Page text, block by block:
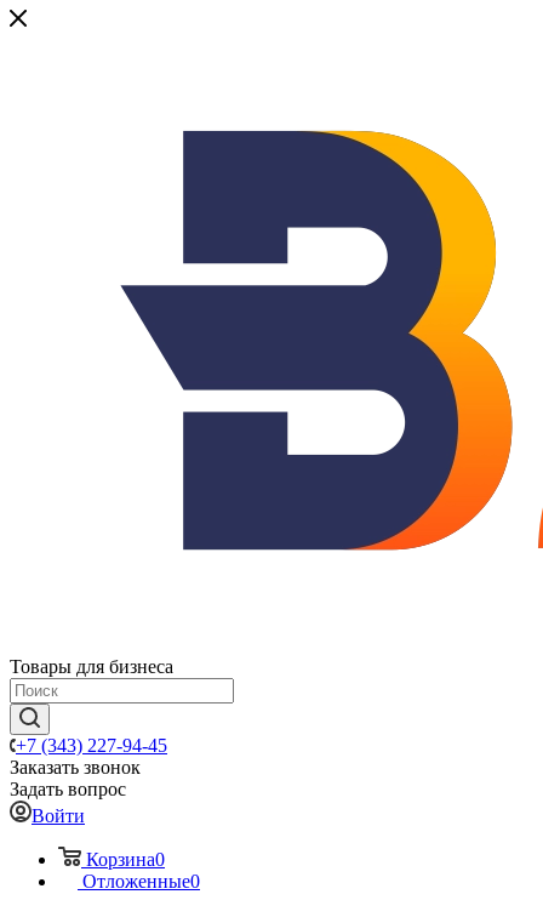
Товары для бизнеса
+7 (343) 227-94-45
Заказать звонок
Задать вопрос
Войти
Корзина0
Отложенные0